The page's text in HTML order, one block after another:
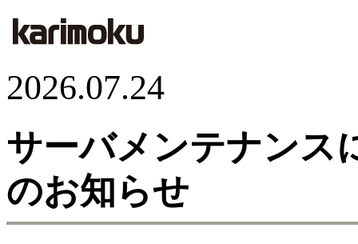
2026.07.24
サーバメンテナンス
のお知らせ